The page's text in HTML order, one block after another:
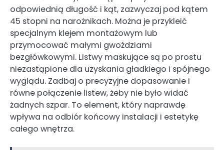
odpowiednią długość i kąt, zazwyczaj pod kątem
45 stopni na narożnikach. Można je przykleić
specjalnym klejem montażowym lub
przymocować małymi gwoździami
bezgłówkowymi. Listwy maskujące są po prostu
niezastąpione dla uzyskania gładkiego i spójnego
wyglądu. Zadbaj o precyzyjne dopasowanie i
równe połączenie listew, żeby nie było widać
żadnych szpar. To element, który naprawdę
wpływa na odbiór końcowy instalacji i estetykę
całego wnętrza.